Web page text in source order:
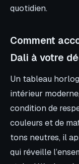
quotidien.
Comment
Dali à votre
Un tableau
intérieur
condition de
couleurs et de
tons neutres, il
qui réveille